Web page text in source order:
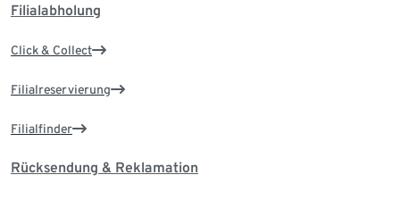
Filialabholung
Click & Collect
Filialreservierung
Filialfinder
Rücksendung & Reklamation